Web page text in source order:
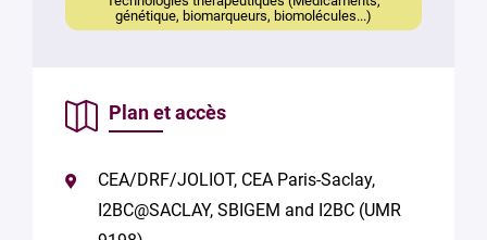
ce formulaire,
vous
consentez au
génétique, biomarqueurs, biomolécules...)
Plan et accès
CEA/DRF/JOLIOT, CEA Paris-Saclay,
I2BC@SACLAY, SBIGEM and I2BC (UMR